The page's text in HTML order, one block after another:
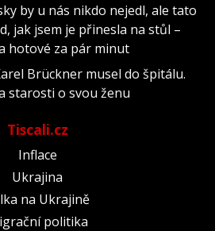
by u nás nikdo nejedl, ale tato
jak jsem je přinesla na stůl –
hotové za pár minut
Brückner musel do špitálu.
starosti o svou ženu
Tiscali.cz
Inflace
Ukrajina
na Ukrajině
politika